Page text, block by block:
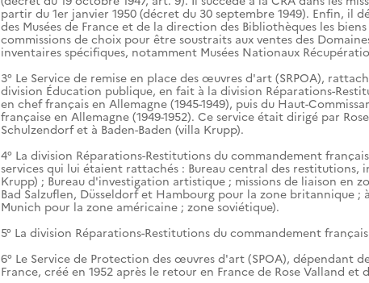
partir du 1er janvier 1950 (décret du 30 septembre 1949). Enfin, il
des Musées de France et de la direction des Bibliothèques les
commissions de choix pour être soustraits aux ventes des
inventaires spécifiques, notamment Musées Nationaux
3° Le Service de remise en place des œuvres d'art (SRPOA),
division Éducation publique, en fait à la division Réparations-
en chef français en Allemagne (1945-1949), puis du Haut-
française en Allemagne (1949-1952). Ce service était dirigé par
Schulzendorf et à Baden-Baden (villa Krupp).
4° La division Réparations-Restitutions du commandement
services qui lui étaient rattachés : Bureau central des restitutions,
Krupp) ; Bureau d'investigation artistique ; missions de liaison en
Bad Salzuflen, Düsseldorf et Hambourg pour la zone britannique ;
Munich pour la zone américaine ; zone soviétique).
5° La division Réparations-Restitutions du commandement
6° Le Service de Protection des œuvres d'art (SPOA), dépendant
France, créé en 1952 après le retour en France de Rose Valland et